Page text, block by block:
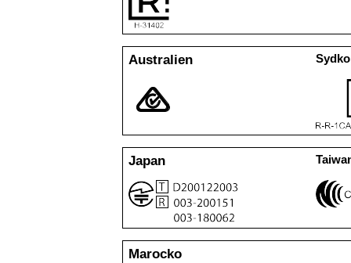
Australien
Japan
Marocko